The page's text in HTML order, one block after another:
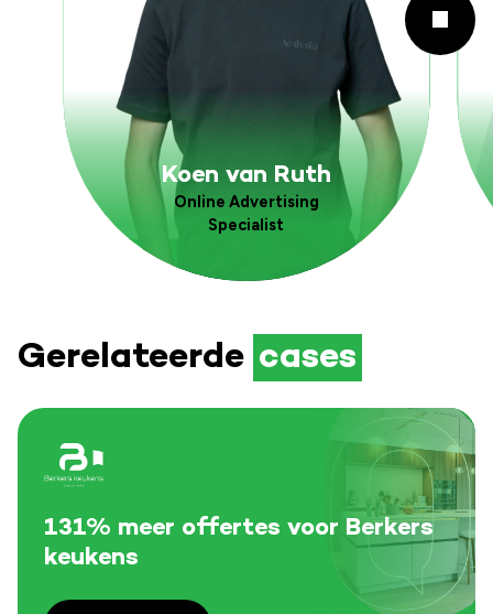
Koen van Ruth
Online Advertising
Specialist
Gerelateerde cases
131% meer offertes voor Berkers
keukens